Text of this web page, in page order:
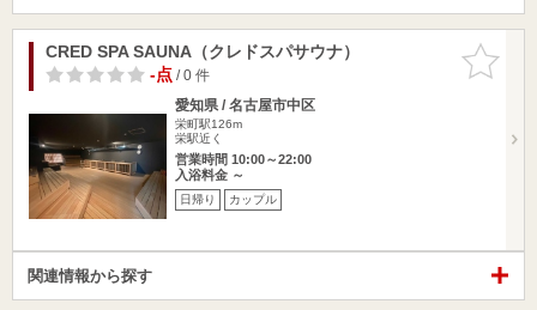
お気に入
りに追加
CRED SPA SAUNA（クレドスパサウナ）
-点/ 0 件
愛知県 / 名古屋市中区
栄町駅126m
栄駅近く
営業時間 10:00～22:00
入浴料金 ～
日帰り カップル
関連情報から探す